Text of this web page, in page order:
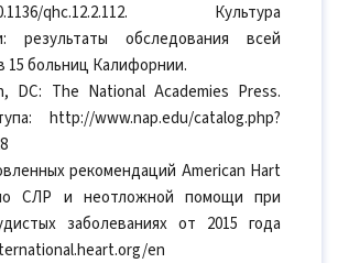
qhc.12.2.112. Культура
результаты обследования всей
15 больниц Калифорнии.
DC: The National Academies Press.
http://www.nap.edu/catalog.php?
рекомендаций American Hart
СЛР и неотложной помощи при
заболеваниях от 2015 года
en